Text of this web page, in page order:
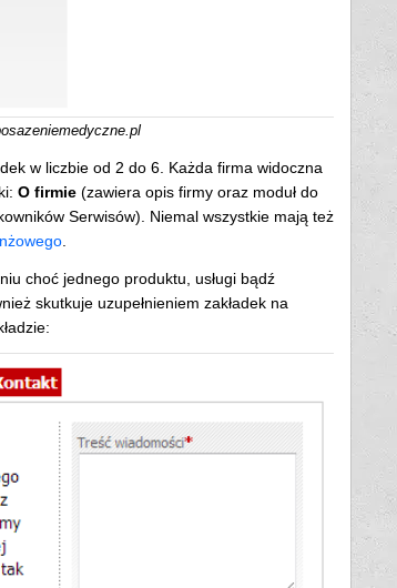
w liczbie od 2 do 6. Każda firma widoczna
O firmie (zawiera opis firmy oraz moduł do
Serwisów). Niemal wszystkie mają też
.
choć jednego produktu, usługi bądź
skutkuje uzupełnieniem zakładek na